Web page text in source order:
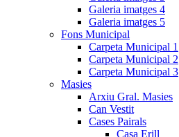
Galeria imatges 4
Galeria imatges 5
Fons Municipal
Carpeta Municipal 1
Carpeta Municipal 2
Carpeta Municipal 3
Masies
Arxiu Gral. Masies
Can Vestit
Cases Pairals
Casa Erill